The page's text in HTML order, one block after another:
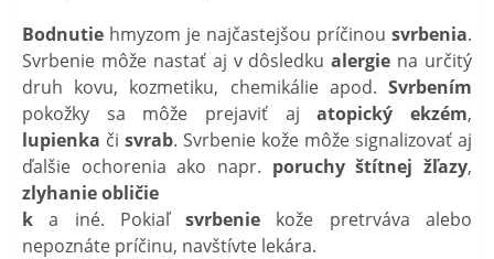
Bodnutie hmyzom je najčastejšou príčinou svrbenia.
Svrbenie môže nastať aj v dôsledkualergie na určitý
druh kovu, kozmetiku, chemikálie apod. Svrbením
pokožky sa môže prejaviť ajatopický ekzém,
lupienka či svrab. Svrbenie kože môže signalizovať aj
ďalšie ochorenia ako napr. poruchy štítnej žľazy,
zlyhanie obličie
ka iné. Pokiaľsvrbenie kože pretrváva alebo
nepoznáte príčinu, navštívte lekára.